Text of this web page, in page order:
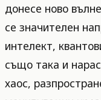
донесе ново
се значителен
интелект,
също така и
хаос,